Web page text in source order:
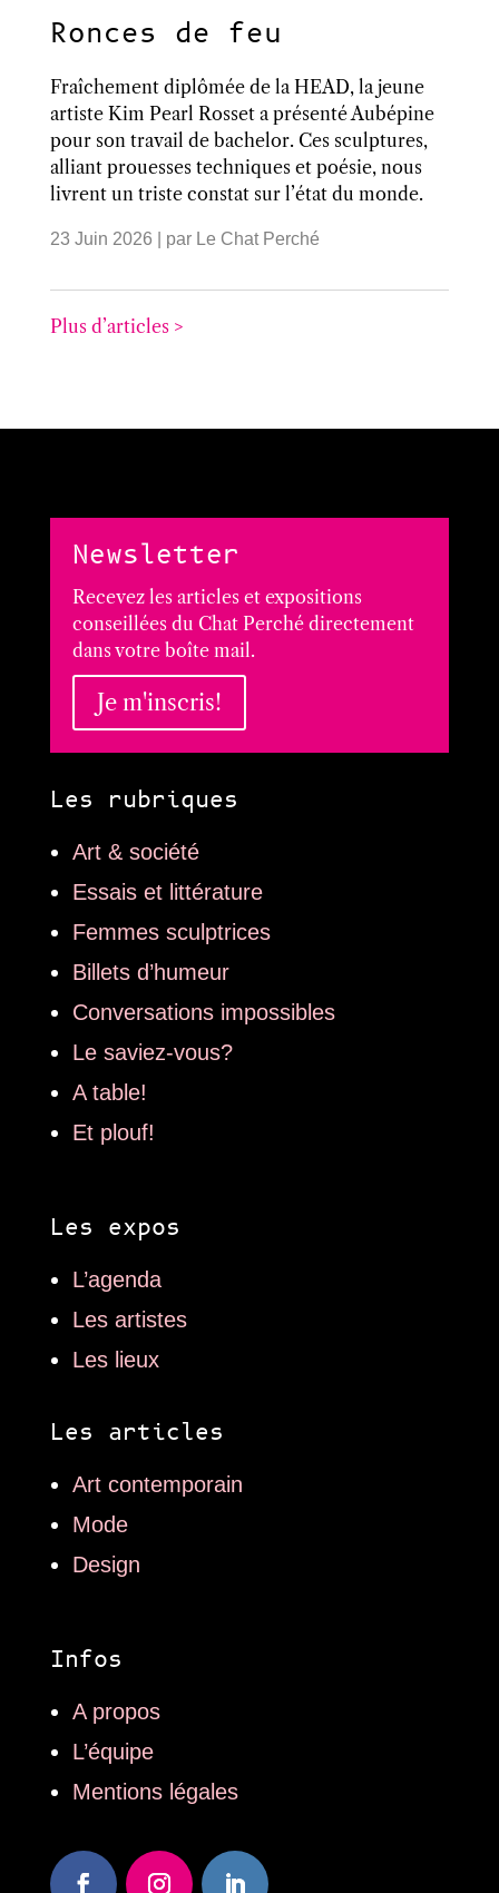
Ronces de feu
Fraîchement diplômée de la HEAD, la jeune
artiste Kim Pearl Rosset a présenté Aubépine
pour son travail de bachelor. Ces sculptures,
alliant prouesses techniques et poésie, nous
livrent un triste constat sur l’état du monde.
23 Juin 2026 | par Le Chat Perché
Plus d’articles >
Newsletter
Recevez les articles et expositions
conseillées du Chat Perché directement
dans votre boîte mail.
Je m'inscris!
Les rubriques
Art & société
Essais et littérature
Femmes sculptrices
Billets d’humeur
Conversations impossibles
Le saviez-vous?
A table!
Et plouf!
Les expos
L’agenda
Les artistes
Les lieux
Les articles
Art contemporain
Mode
Design
Infos
A propos
L’équipe
Mentions légales